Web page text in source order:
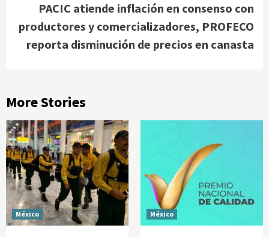
PACIC atiende inflación en consenso con
productores y comercializadores, PROFECO
reporta disminución de precios en canasta
More Stories
México México